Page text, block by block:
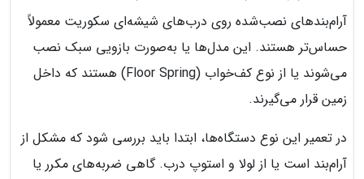
آرام‌بندهای نصب‌شده روی درب‌های شیشه‌ای سکوریت معمولاً
حساس‌تر هستند. این مدل‌ها یا به‌صورت بازویی سبک نصب
می‌شوند یا از نوع کف‌خواب (Floor Spring) هستند که داخل
زمین قرار می‌گیرند.
در تعمیر این نوع دستگاه‌ها، ابتدا باید بررسی شود که مشکل از
آرام‌بند است یا از لولا و استوپ درب. گاهی ضربه‌های مکرر یا